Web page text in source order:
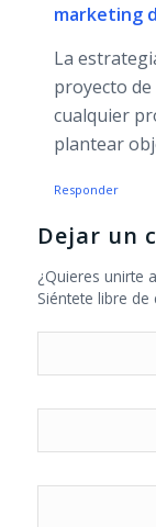
marketing
La
proyecto
cualquier
plantear
Responder
Dejar un
¿Quieres unirte
Siéntete libre de